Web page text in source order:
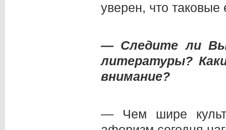
уверен, что таковые
— Следите ли Вы
литературы?
внимание?
— Чем шире